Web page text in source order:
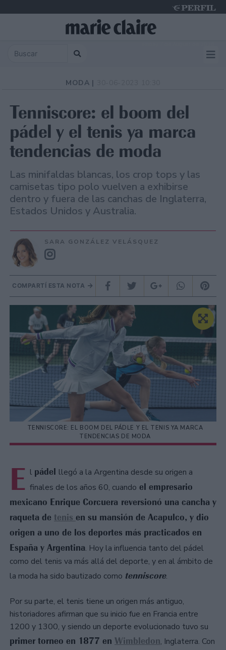
MODA |
Tenniscore: el boom del
pádel y el tenis ya marca
tendencias de moda
Las minifaldas blancas, los crop tops y las
camisetas tipo polo vuelven a exhibirse
dentro y fuera de las canchas de Inglaterra,
Estados Unidos y Australia.
SARA GONZÁLEZ VELÁSQUEZ
COMPARTÍ ESTA NOTA
TENNISCORE: EL BOOM DEL PÁDLE Y EL TENIS YA MARCA
TENDENCIAS DE MODA
E l pádel llegó a la Argentina desde su origen a
finales de los años 60, cuando el empresario
mexicano Enrique Corcuera reversionó una cancha y
raqueta de tenis en su mansión de Acapulco, y dio
origen a uno de los deportes más practicados en
España y Argentina. Hoy la influencia tanto del pádel
como del tenis va más allá del deporte, y en al ámbito de
la moda ha sido bautizado como tenniscore.
Por su parte, el tenis tiene un origen más antiguo,
historiadores afirman que su inicio fue en Francia entre
1200 y 1300, y siendo un deporte evolucionado tuvo su
primer torneo en 1877 en Wimbledon, Inglaterra. Con